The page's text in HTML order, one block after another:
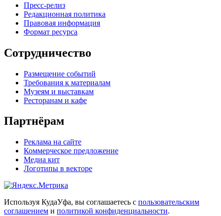
Пресс-релиз
Редакционная политика
Правовая информация
Формат ресурса
Сотрудничество
Размещение событий
Требования к материалам
Музеям и выставкам
Ресторанам и кафе
Партнёрам
Реклама на сайте
Коммерческое предложение
Медиа кит
Логотипы в векторе
Используя КудаУфа, вы соглашаетесь с пользовательским
соглашением и политикой конфиденциальности.